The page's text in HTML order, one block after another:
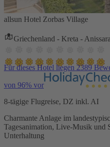
allsun Hotel Zorbas Village
Griechenland - Kreta -
Für dieses Hotel liegen 2389
von 96% vor
8-tägige Flugreise, DZ inkl. AI
Charmante Anlage im
Tagesanimation, Live-Musik und
Unterhaltung